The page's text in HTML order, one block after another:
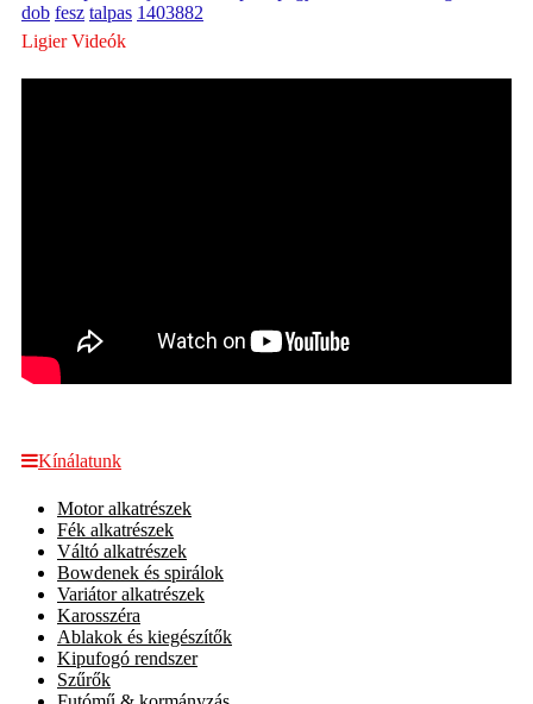
dob fesz talpas 1403882
Ligier Videók
Kínálatunk
Motor alkatrészek
Fék alkatrészek
Váltó alkatrészek
Bowdenek és spirálok
Variátor alkatrészek
Karosszéra
Ablakok és kiegészítők
Kipufogó rendszer
Szűrők